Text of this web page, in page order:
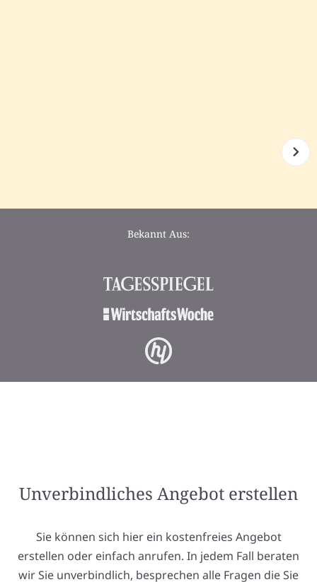
Bekannt Aus:
Unverbindliches Angebot erstellen
Sie können sich hier ein kostenfreies Angebot
erstellen oder einfach anrufen. In jedem Fall beraten
wir Sie unverbindlich, besprechen alle Fragen die Sie